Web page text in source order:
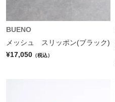
BUENO
メッシュ スリッポン(ブラック)
¥17,050 （税込）